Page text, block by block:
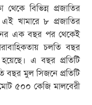
বিভিন্ন প্রজাতির
খামারে ৮ প্রজাতির
এক বছর পর থেকেই
চলতি বছর
এ বছর প্রতিটি
বছর মুল সিজনে প্রতিটি
৫০০ কেজি মালবেরী